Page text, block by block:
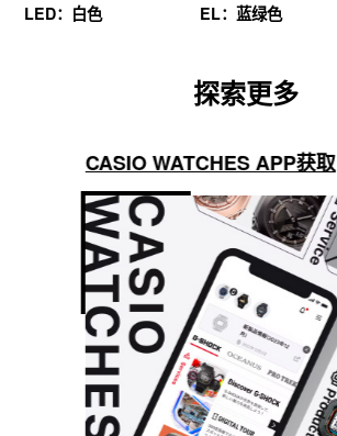
LED：白色
EL：蓝绿色
探索更多
CASIO WATCHES APP获取